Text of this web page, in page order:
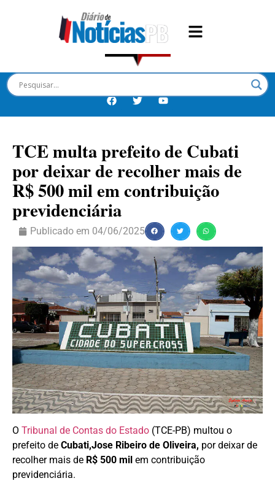
TCE multa prefeito de Cubati
por deixar de recolher mais de
R$ 500 mil em contribuição
previdenciária
Publicado em 04/06/2025
O Tribunal de Contas do Estado (TCE-PB) multou o
prefeito de Cubati,Jose Ribeiro de Oliveira, por deixar de
recolher mais de R$ 500 mil em contribuição
previdenciária.